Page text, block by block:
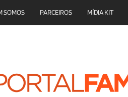
SOMOS PARCEIROS MÍDIA KIT